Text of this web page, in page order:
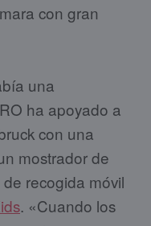
con gran
una
ha apoyado a
con una
mostrador de
recogida móvil
. «Cuando los